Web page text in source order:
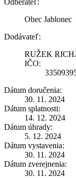
Obec Jablonec
Dodávateľ:
RUŽEK
IČO:
Dátum doručenia:
30. 11. 2024
Dátum splatnosti:
14. 12. 2024
Dátum úhrady:
5. 12. 2024
Dátum vystavenia:
30. 11. 2024
Dátum zverejnenia:
30. 11. 2024